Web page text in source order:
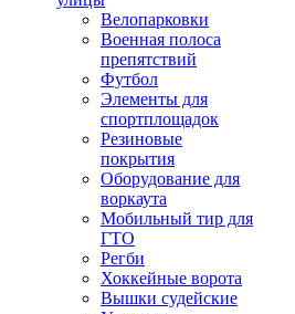
Велопарковки
Военная полоса
препятствий
Футбол
Элементы для
спортплощадок
Резиновые
покрытия
Оборудование для
воркаута
Мобильный тир для
ГТО
Регби
Хоккейные ворота
Вышки судейские